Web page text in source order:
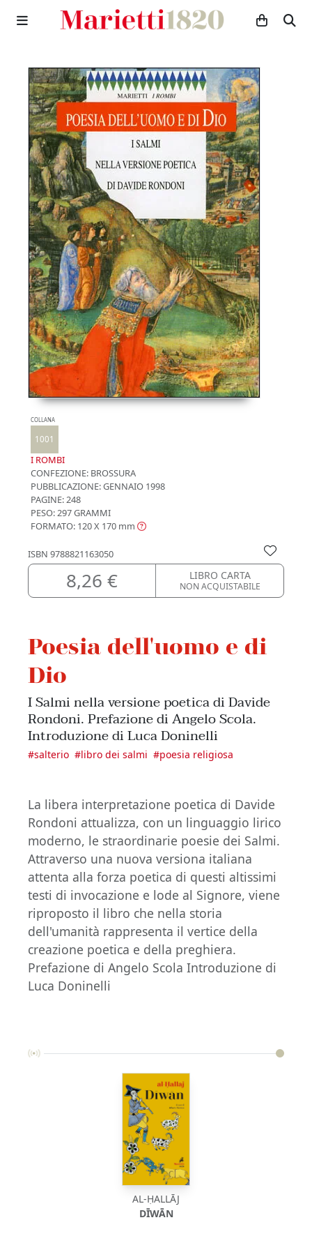
COLLANA
1001
I ROMBI
CONFEZIONE: BROSSURA
PUBBLICAZIONE:GENNAIO 1998
PAGINE: 248
PESO: 297 GRAMMI
FORMATO: 120 X 170 mm
ISBN 9788821163050
8,26 € LIBRO CARTA
NON ACQUISTABILE
Poesia dell'uomo e di
Dio
I Salmi nella versione poetica di Davide
Rondoni. Prefazione di Angelo Scola.
Introduzione di Luca Doninelli
#salterio #libro dei salmi #poesia religiosa
La libera interpretazione poetica di Davide
Rondoni attualizza, con un linguaggio lirico
moderno, le straordinarie poesie dei Salmi.
Attraverso una nuova versiona italiana
attenta alla forza poetica di questi altissimi
testi di invocazione e lode al Signore, viene
riproposto il libro che nella storia
dell'umanità rappresenta il vertice della
creazione poetica e della preghiera.
Prefazione di Angelo Scola Introduzione di
Luca Doninelli
AL-ḤALLĀJ
DĪWĀN